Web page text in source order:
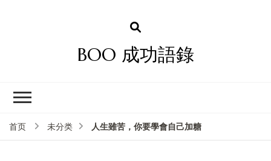
BOO 成功語錄
首页 未分类 人生雖苦，你要學會自己加糖